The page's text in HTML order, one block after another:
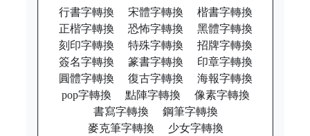
行書字轉換 宋體字轉換
楷書字轉換
正楷字轉換
恐怖字轉換
黑體字轉換
刻印字轉換
特殊字轉換
招牌字轉換
簽名字轉換
篆書字轉換
印章字轉換
圓體字轉換
復古字轉換
海報字轉換
pop字轉換
點陣字轉換
像素字轉換
書寫字轉換
鋼筆字轉換
麥克筆字轉換
少女字轉換